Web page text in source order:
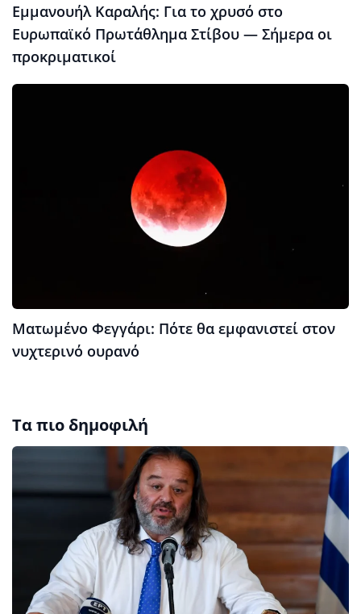
Εμμανουήλ Καραλής: Για το χρυσό στο
Ευρωπαϊκό Πρωτάθλημα Στίβου — Σήμερα οι
προκριματικοί
Ματωμένο Φεγγάρι: Πότε θα εμφανιστεί στον
νυχτερινό ουρανό
Τα πιο δημοφιλή